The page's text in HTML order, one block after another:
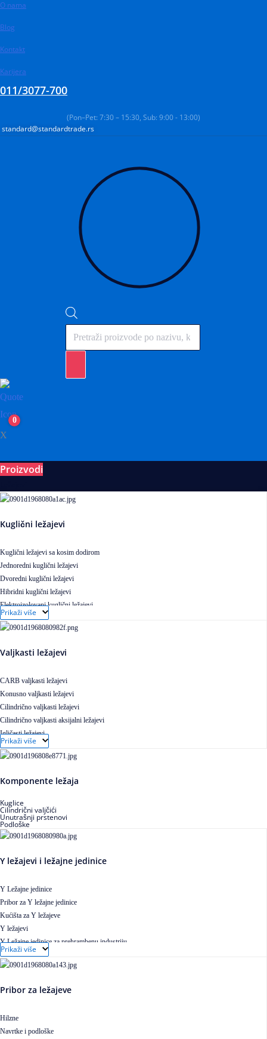
Pređi
na
O nama
Blog
Kontakt
Karijera
011/3077-700
(Pon–Pet: 7:30 – 15:30, Sub: 9:00 - 13:00)
standard@standardtrade.rs
Products
search
0
X
Proizvodi
Kuglični ležajevi
Kuglični ležajevi sa kosim dodirom
Jednoredni kuglični ležajevi
Dvoredni kuglični ležajevi
Hibridni kuglični ležajevi
Elektroizolovani kuglični ležajevi
Samopodesivi kuglični ležajevi
Aksijalni kuglični ležajevi
Prikaži više
Valjkasti ležajevi
CARB valjkasti ležajevi
Konusno valjkasti ležajevi
Cilindrično valjkasti ležajevi
Cilindrično valjkasti aksijalni ležajevi
Igličasti ležajevi
Igličasti aksijalni ležajevi
Buričasti ležajevi
Buričasti aksijalni ležajevi
Prikaži više
Komponente ležaja
Kuglice
Cilindrični valjčići
Unutrašnji prstenovi
Podloške
Y ležajevi i ležajne jedinice
Y Ležajne jedinice
Pribor za Y ležajne jedinice
Kućišta za Y ležajeve
Y ležajevi
Y Ležajne jedinice za prehrambenu industriju
Ležajne jedinice sa valjkastim ležajevima
Prikaži više
Pribor za ležajeve
Hilzne
Navrtke i podloške